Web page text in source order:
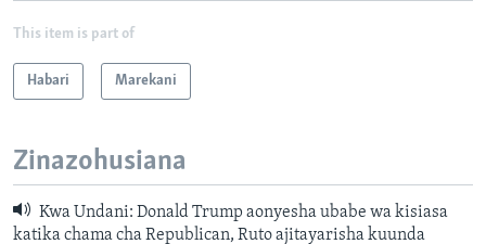
This item is part of
Habari Marekani
Zinazohusiana
Kwa Undani: Donald Trump aonyesha ubabe wa kisiasa
katika chama cha Republican, Ruto ajitayarisha kuunda